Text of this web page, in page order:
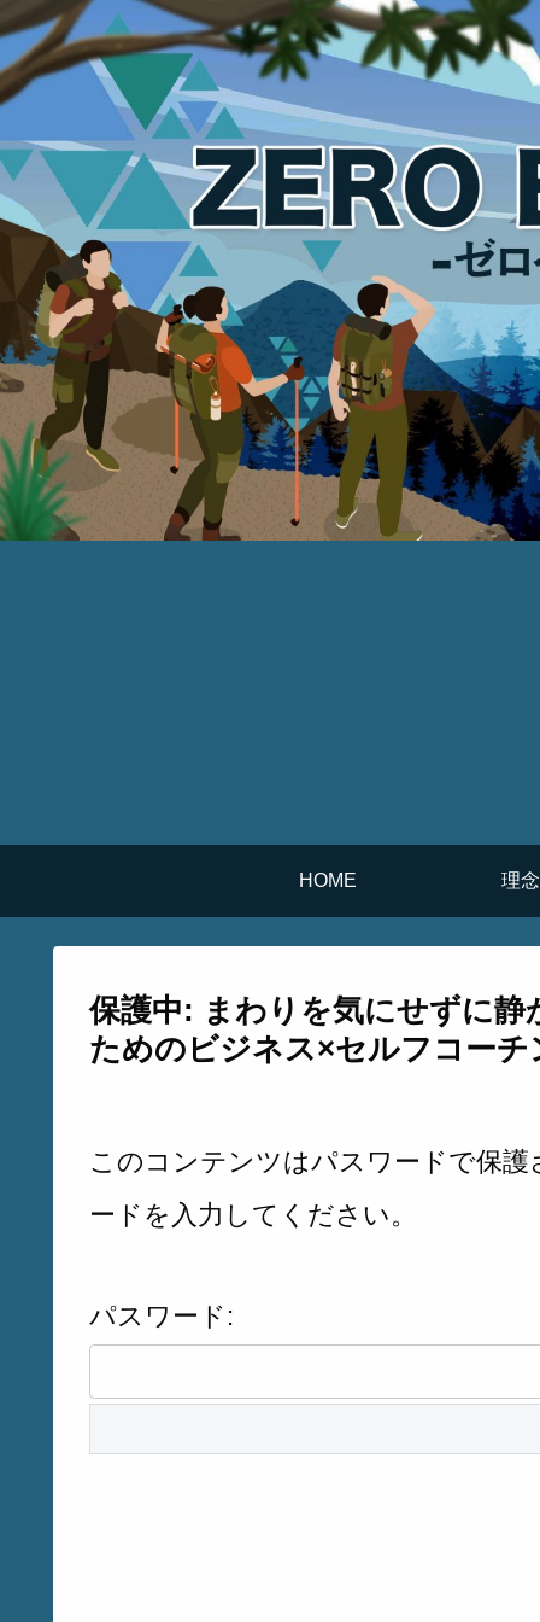
HOME 理
保護中: まわりを気にせずに静
ためのビジネス×セルフコー
このコンテンツはパスワードで保
ードを入力してください。
パスワード: